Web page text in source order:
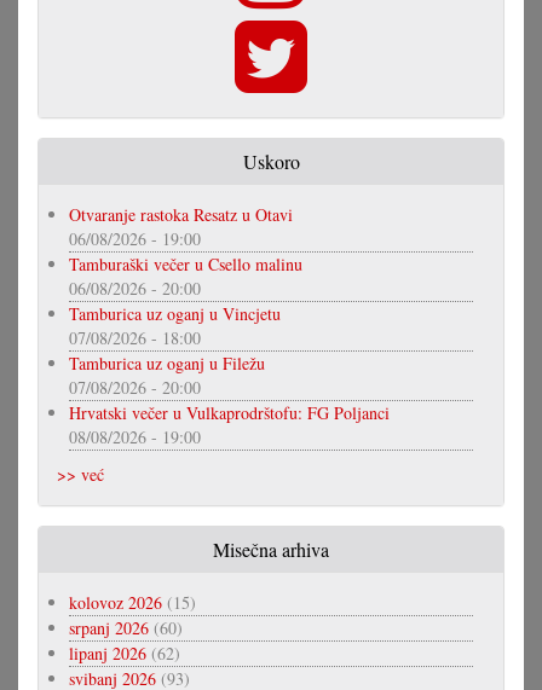
Uskoro
Otvaranje rastoka Resatz u Otavi
06/08/2026 - 19:00
Tamburaški večer u Csello malinu
06/08/2026 - 20:00
Tamburica uz oganj u Vincjetu
07/08/2026 - 18:00
Tamburica uz oganj u Filežu
07/08/2026 - 20:00
Hrvatski večer u Vulkaprodrštofu: FG Poljanci
08/08/2026 - 19:00
>> već
Misečna arhiva
kolovoz 2026 (15)
srpanj 2026 (60)
lipanj 2026 (62)
svibanj 2026 (93)